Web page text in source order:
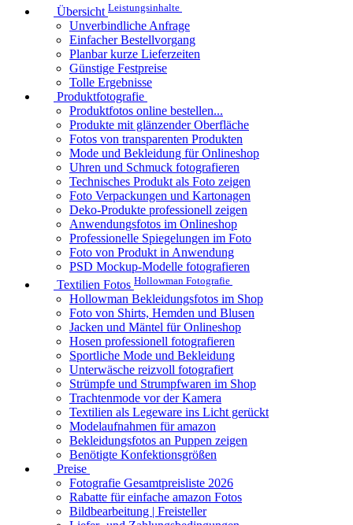
Übersicht Leistungsinhalte
Unverbindliche Anfrage
Einfacher Bestellvorgang
Planbar kurze Lieferzeiten
Günstige Festpreise
Tolle Ergebnisse
Produktfotografie
Produktfotos online bestellen...
Produkte mit glänzender Oberfläche
Fotos von transparenten Produkten
Mode und Bekleidung für Onlineshop
Uhren und Schmuck fotografieren
Technisches Produkt als Foto zeigen
Foto Verpackungen und Kartonagen
Deko-Produkte professionell zeigen
Anwendungsfotos im Onlineshop
Professionelle Spiegelungen im Foto
Foto von Produkt in Anwendung
PSD Mockup-Modelle fotografieren
Textilien Fotos Hollowman Fotografie
Hollowman Bekleidungsfotos im Shop
Foto von Shirts, Hemden und Blusen
Jacken und Mäntel für Onlineshop
Hosen professionell fotografieren
Sportliche Mode und Bekleidung
Unterwäsche reizvoll fotografiert
Strümpfe und Strumpfwaren im Shop
Trachtenmode vor der Kamera
Textilien als Legeware ins Licht gerückt
Modelaufnahmen für amazon
Bekleidungsfotos an Puppen zeigen
Benötigte Konfektionsgrößen
Preise
Fotografie Gesamtpreisliste 2026
Rabatte für einfache amazon Fotos
Bildbearbeitung | Freisteller